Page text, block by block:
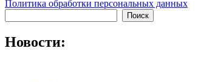
Политика обработки персональных данных
Новости: